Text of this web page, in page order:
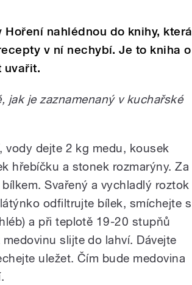
nahlédnou do knihy, která
v ní nechybí. Je to kniha o
uvařit.
jak je zaznamenaný v kuchařské
dejte 2 kg medu, kousek
hřebíčku a stonek rozmarýny. Za
Svařený a vychladlý roztok
odfiltrujte bílek, smíchejte s
a při teplotě 19-20 stupňů
slijte do lahví. Dávejte
uležet. Čím bude medovina